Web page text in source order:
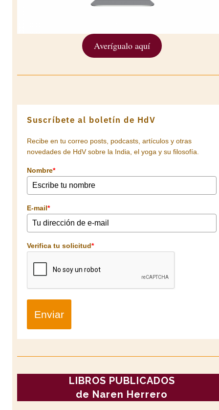
Averígualo aquí
Suscríbete al boletín de HdV
Recibe en tu correo posts, podcasts, artículos y otras
novedades de HdV sobre la India, el yoga y su filosofía.
Nombre*
E-mail*
Verifica tu solicitud*
Enviar
LIBROS PUBLICADOS
de Naren Herrero